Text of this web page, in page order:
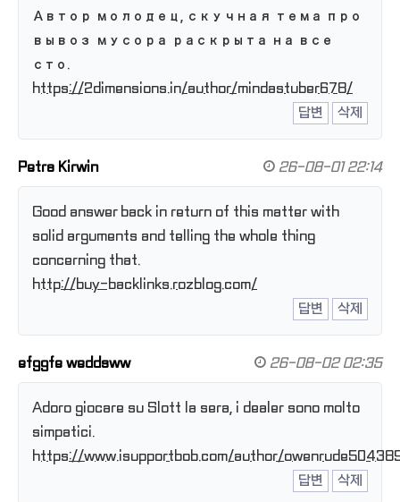
Автор молодец, скучная тема про
вывоз мусора раскрыта на все
сто.
https://2dimensions.in/author/mindastuber678/
답변
삭제
Petra Kirwin 26-08-01 22:14
Good answer back in return of this matter with
solid arguments and telling the whole thing
concerning that.
http://buy-backlinks.rozblog.com/
답변
삭제
efggfe weddsww 26-08-02 02:35
Adoro giocare su Slott la sera, i dealer sono molto
simpatici.
https://www.isupportbob.com/author/
답변
삭제